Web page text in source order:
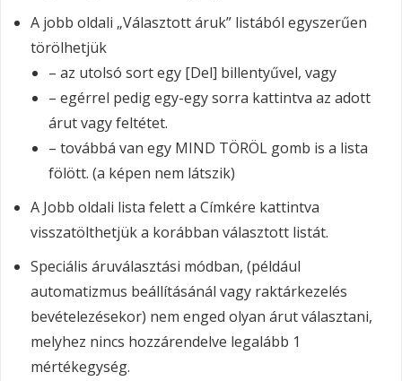
A jobb oldali „Választott áruk” listából egyszerűen
törölhetjük
– az utolsó sort egy [Del] billentyűvel, vagy
– egérrel pedig egy-egy sorra kattintva az adott
árut vagy feltétet.
– továbbá van egy MIND TÖRÖL gomb is a lista
fölött. (a képen nem látszik)
A Jobb oldali lista felett a Címkére kattintva
visszatölthetjük a korábban választott listát.
Speciális áruválasztási módban, (például
automatizmus beállításánál vagy raktárkezelés
bevételezésekor) nem enged olyan árut választani,
melyhez nincs hozzárendelve legalább 1
mértékegység.